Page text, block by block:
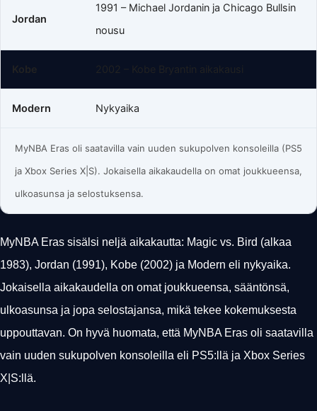
Jordan
1991 – Michael Jordanin ja Chicago Bullsin
nousu
Kobe 2002 – Kobe Bryantin aikakausi
Modern Nykyaika
MyNBA Eras oli saatavilla vain uuden sukupolven konsoleilla (PS5
ja Xbox Series X|S). Jokaisella aikakaudella on omat joukkueensa,
ulkoasunsa ja selostuksensa.
MyNBA Eras sisälsi neljä aikakautta: Magic vs. Bird (alkaa
1983), Jordan (1991), Kobe (2002) ja Modern eli nykyaika.
Jokaisella aikakaudella on omat joukkueensa, sääntönsä,
ulkoasunsa ja jopa selostajansa, mikä tekee kokemuksesta
uppouttavan. On hyvä huomata, että MyNBA Eras oli saatavilla
vain uuden sukupolven konsoleilla eli PS5:llä ja Xbox Series
X|S:llä.